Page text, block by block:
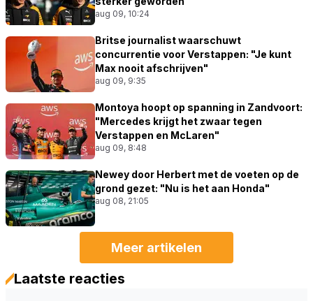
aug 09, 10:24
Britse journalist waarschuwt
concurrentie voor Verstappen: "Je kunt
Max nooit afschrijven"
aug 09, 9:35
Montoya hoopt op spanning in Zandvoort:
"Mercedes krijgt het zwaar tegen
Verstappen en McLaren"
aug 09, 8:48
Newey door Herbert met de voeten op de
grond gezet: "Nu is het aan Honda"
aug 08, 21:05
Meer artikelen
Laatste reacties